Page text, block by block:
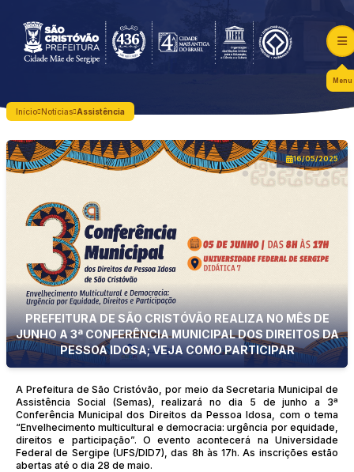
Menu
Início Notícias Assistência
16/05/2025
PREFEITURA DE SÃO CRISTÓVÃO REALIZA NO MÊS DE
JUNHO A 3ª CONFERÊNCIA MUNICIPAL DOS DIREITOS DA
PESSOA IDOSA; VEJA COMO PARTICIPAR
A Prefeitura de São Cristóvão, por meio da Secretaria Municipal de
Assistência Social (Semas), realizará no dia 5 de junho a 3ª
Conferência Municipal dos Direitos da Pessoa Idosa, com o tema
“Envelhecimento multicultural e democracia: urgência por equidade,
direitos e participação”. O evento acontecerá na Universidade
Federal de Sergipe (UFS/DID7), das 8h às 17h. As inscrições estão
abertas até o dia 28 de maio.